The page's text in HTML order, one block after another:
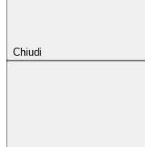
Chiudi